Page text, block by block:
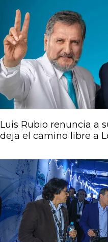
Luis Rubio renuncia a
deja el camino libre a